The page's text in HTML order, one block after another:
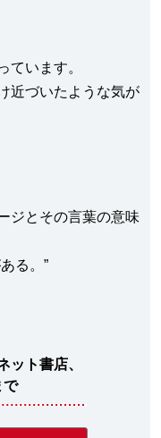
ています。
近づいたような気が
ジとその言葉の意味
る。”
ット書店、
で